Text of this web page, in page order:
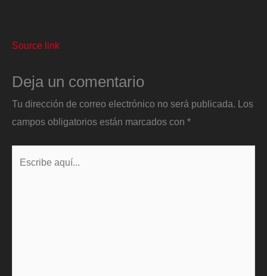
Source link
Deja un comentario
Tu dirección de correo electrónico no será publicada. Los
campos obligatorios están marcados con *